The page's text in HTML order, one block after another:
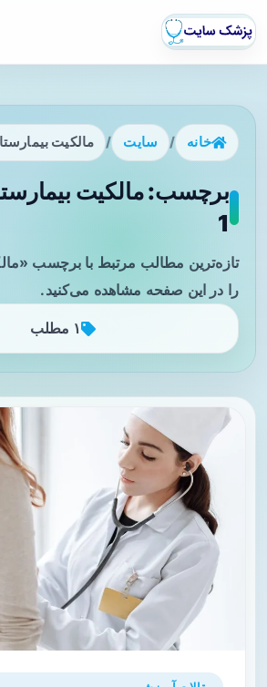
خانه / سایت / مالکیت
برچسب: مالکیت
1
تازه‌ترین مطالب مرتبط با برچسب
را در این صفحه مشاهده می‌کنید.
۱ مطلب